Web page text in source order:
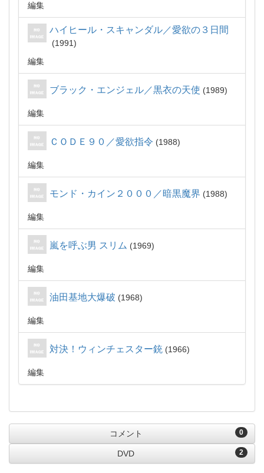
編集
ハイヒール・スキャンダル／愛欲の３日間
1991
編集
ブラック・エンジェル／黒衣の天使 1989
編集
ＣＯＤＥ９０／愛欲指令 1988
編集
モンド・カイン２０００／暗黒魔界 1988
編集
嵐を呼ぶ男 スリム 1969
編集
油田基地大爆破 1968
編集
対決！ウィンチェスター銃 1966
編集
0
コメント
2
DVD